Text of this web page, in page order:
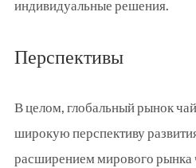
индивидуальные решения.
Перспективы
В целом, глобальный рынок
широкую перспективу
расширением мирового рынка